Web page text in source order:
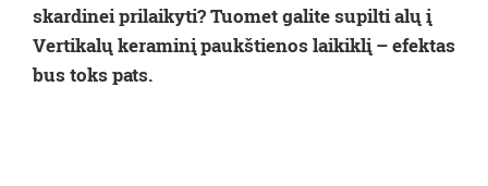
skardinei prilaikyti? Tuomet galite supilti alų į
Vertikalų keraminį paukštienos laikiklį – efektas
bus toks pats.